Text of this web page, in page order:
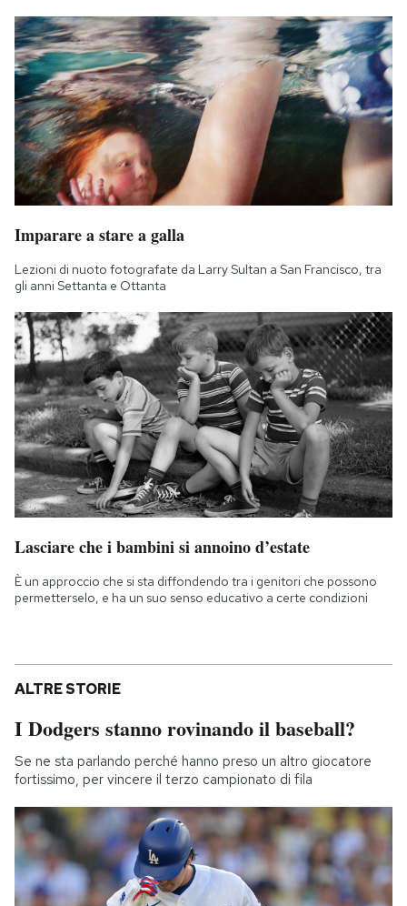
Imparare a stare a galla
Lezioni di nuoto fotografate da Larry Sultan a San Francisco, tra
gli anni Settanta e Ottanta
Lasciare che i bambini si annoino d’estate
È un approccio che si sta diffondendo tra i genitori che possono
permetterselo, e ha un suo senso educativo a certe condizioni
ALTRE STORIE
I Dodgers stanno rovinando il baseball?
Se ne sta parlando perché hanno preso un altro giocatore
fortissimo, per vincere il terzo campionato di fila